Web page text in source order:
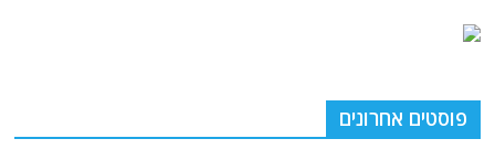
פוסטים אחרונים